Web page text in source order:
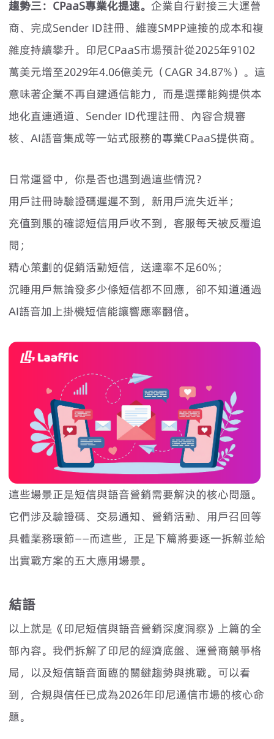
趨勢三：CPaaS專業化提速。 企業自行對接三大運營
商、完成Sender ID註冊、維護SMPP連接的成本和複
雜度持續攀升。印尼CPaaS市場預計從2025年9102
萬美元增至2029年4.06億美元（CAGR 34.87%）。這
意味著企業不再自建通信能力，而是選擇能夠提供本
地化直連通道、Sender ID代理註冊、內容合規審
核、AI語音集成等一站式服務的專業CPaaS提供商。
日常運營中，你是否也遇到過這些情況？
用戶註冊時驗證碼遲遲不到，新用戶流失近半；
充值到賬的確認短信用戶收不到，客服每天被反覆追
問；
精心策劃的促銷活動短信，送達率不足60%；
沉睡用戶無論發多少條短信都不回應，卻不知道通過
AI語音加上掛機短信能讓響應率翻倍。
這些場景正是短信與語音營銷需要解決的核心問題。
它們涉及驗證碼、交易通知、營銷活動、用戶召回等
具體業務環節——而這些，正是下篇將要逐一拆解並給
出實戰方案的五大應用場景。
結語
以上就是《印尼短信與語音營銷深度洞察》上篇的全
部內容。我們拆解了印尼的經濟底盤、運營商競爭格
局，以及短信語音面臨的關鍵趨勢與挑戰。可以看
到，合規與信任已成為2026年印尼通信市場的核心命
題。